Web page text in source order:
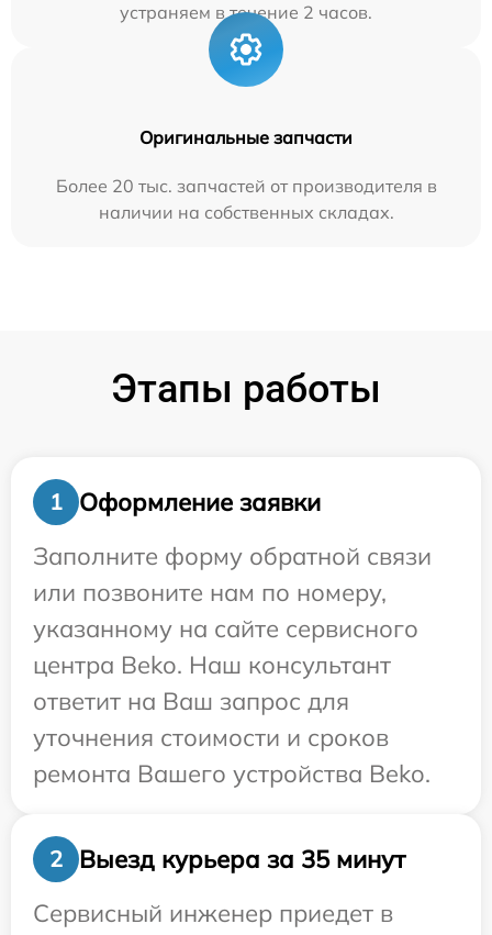
устраняем в течение 2 часов.
Оригинальные запчасти
Более 20 тыс. запчастей от производителя в
наличии на собственных складах.
Этапы работы
1
Оформление заявки
Заполните форму обратной связи
или позвоните нам по номеру,
указанному на сайте сервисного
центра Beko. Наш консультант
ответит на Ваш запрос для
уточнения стоимости и сроков
ремонта Вашего устройства Beko.
2
Выезд курьера за 35 минут
Сервисный инженер приедет в